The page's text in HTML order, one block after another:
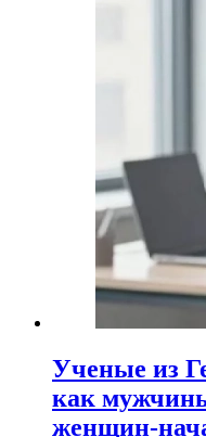
Ученые из
как
женщин-